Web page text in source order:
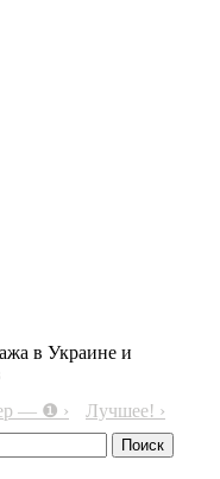
в Украине и
— ❶ › Лучшее! ›